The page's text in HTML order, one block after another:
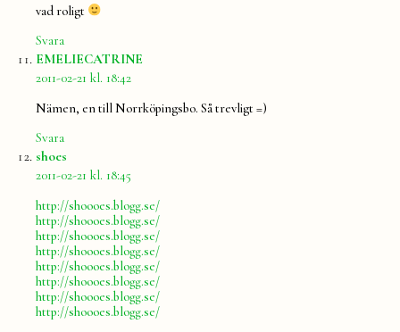
vad roligt
Svara
EMELIECATRINE
2011-02-21 kl. 18:42
Nämen, en till Norrköpingsbo. Så trevligt =)
Svara
shoes
2011-02-21 kl. 18:45
http://shoooes.blogg.se/
http://shoooes.blogg.se/
http://shoooes.blogg.se/
http://shoooes.blogg.se/
http://shoooes.blogg.se/
http://shoooes.blogg.se/
http://shoooes.blogg.se/
http://shoooes.blogg.se/